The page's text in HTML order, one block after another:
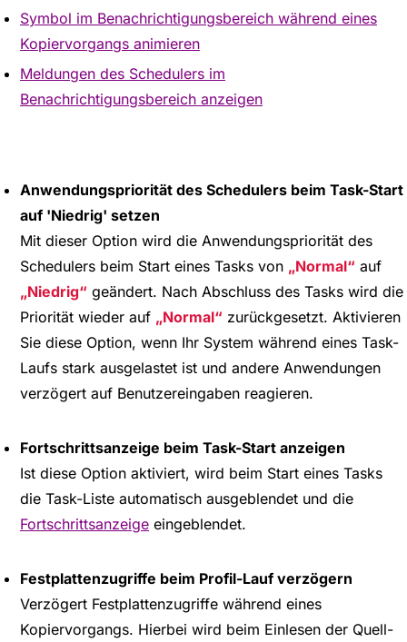
Symbol im Benachrichtigungsbereich während eines
Kopiervorgangs animieren
Meldungen des Schedulers im
Benachrichtigungsbereich anzeigen
Anwendungspriorität des Schedulers beim Task-Start
auf 'Niedrig' setzen
Mit dieser Option wird die Anwendungspriorität des
Schedulers beim Start eines Tasks von
Normal
auf
Niedrig
geändert. Nach Abschluss des Tasks wird die
Priorität wieder auf
Normal
zurückgesetzt. Aktivieren
Sie diese Option, wenn Ihr System während eines Task-
Laufs stark ausgelastet ist und andere Anwendungen
verzögert auf Benutzereingaben reagieren.
Fortschrittsanzeige beim Task-Start anzeigen
Ist diese Option aktiviert, wird beim Start eines Tasks
die Task-Liste automatisch ausgeblendet und die
Fortschrittsanzeige eingeblendet.
Festplattenzugriffe beim Profil-Lauf verzögern
Verzögert Festplattenzugriffe während eines
Kopiervorgangs. Hierbei wird beim Einlesen der Quell-